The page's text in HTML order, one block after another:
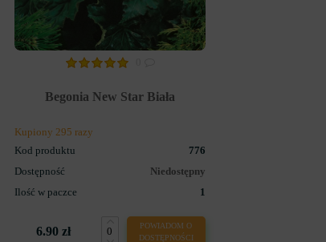
Begonia New Star Biała
Kupiony 295 razy
Kod produktu
776
Dostępność
Niedostępny
Ilość w paczce
1
6.90 zł
POWIADOM O
DOSTĘPNOŚCI